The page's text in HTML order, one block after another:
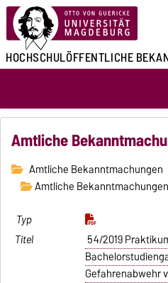
HOCHSCHULÖFFENTLICHE
Amtliche
Amtliche Bekanntmachungen
Amtliche
54/2019
Gefahrenabwehr